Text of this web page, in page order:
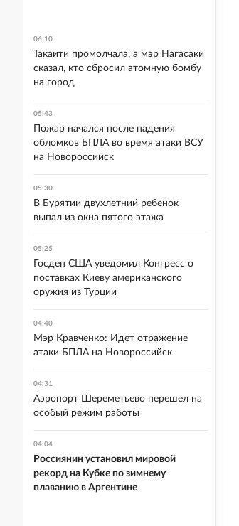
06:10
Такаити промолчала, а мэр Нагасаки
сказал, кто сбросил атомную бомбу
на город
05:43
Пожар начался после падения
обломков БПЛА во время атаки ВСУ
на Новороссийск
05:30
В Бурятии двухлетний ребенок
выпал из окна пятого этажа
05:25
Госдеп США уведомил Конгресс о
поставках Киеву американского
оружия из Турции
04:40
Мэр Кравченко: Идет отражение
атаки БПЛА на Новороссийск
04:31
Аэропорт Шереметьево перешел на
особый режим работы
04:04
Россиянин установил мировой
рекорд на Кубке по зимнему
плаванию в Аргентине